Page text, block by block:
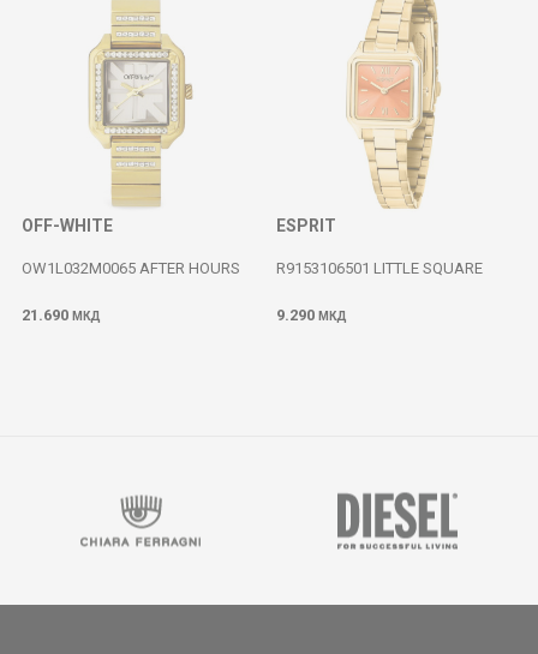
OFF-WHITE
OW1L032M0065 AFTER HOURS
21.690 МКД
ESPRIT
R9153106501 LITTLE SQUARE
9.290 МКД